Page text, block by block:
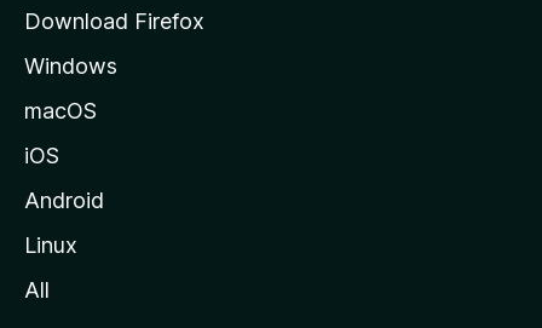
а
н
у
M
i
Download Firefox
Windows
macOS
iOS
Android
Linux
All